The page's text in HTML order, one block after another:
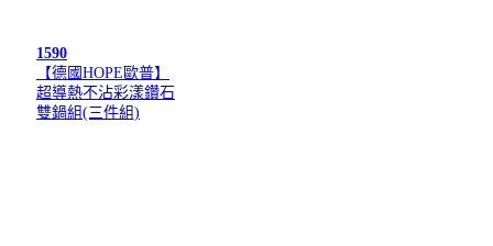
1590
【德國HOPE歐普】
超導熱不沾彩漾鑽石
雙鍋組(三件組)